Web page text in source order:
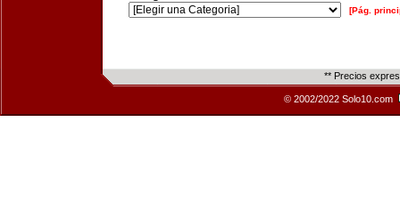
[Pág.
** Precios
© 2002/2022 Solo10.com